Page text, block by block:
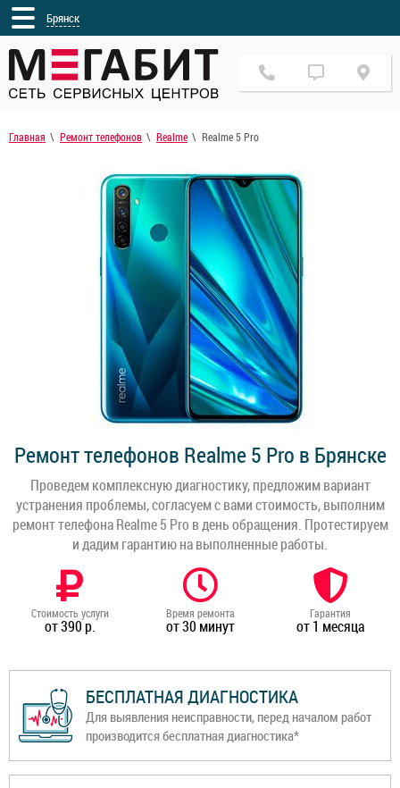
Брянск
Главная Ремонт телефонов Realme Realme 5 Pro
Ремонт телефонов Realme 5 Pro в Брянске
Проведем комплексную диагностику, предложим вариант
устранения проблемы, согласуем с вами стоимость, выполним
ремонт телефона Realme 5 Pro в день обращения. Протестируем
и дадим гарантию на выполненные работы.
Стоимость услуги
от 390 р.
Время ремонта
от 30 минут
Гарантия
от 1 месяца
БЕСПЛАТНАЯ ДИАГНОСТИКА
Для выявления неисправности, перед началом работ
производится бесплатная диагностика*